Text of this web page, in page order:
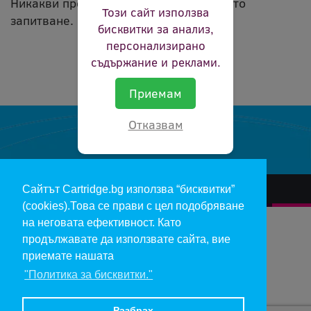
Сайтът Cartridge.bg използва “бисквитки”
(cookies).Това се прави с цел подобряване
на неговата ефективност. Като
продължавате да използвате сайта, вие
приемате нашата
"Политика за бисквитки."
запитване.
Този сайт използва
бисквитки за анализ,
персонализирано
съдържание и реклами.
Приемам
Отказвам
За нас Гаранции и рекламации Контакт Доставка
Отказ и връщане на продукти Общи условия за ползване
Изкупуване на празни касети
Цените в евро са изчислени по фиксирания курс 1 € = 1.95583 лв.